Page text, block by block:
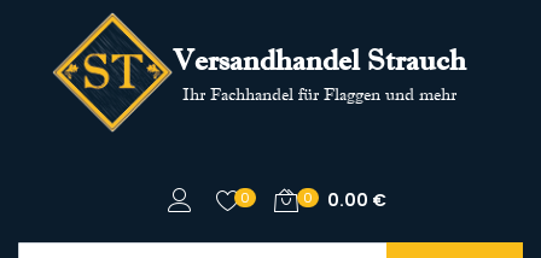
Versandhandel Strauch
Ihr Fachhandel für Flaggen und mehr
0 0 0.00 €